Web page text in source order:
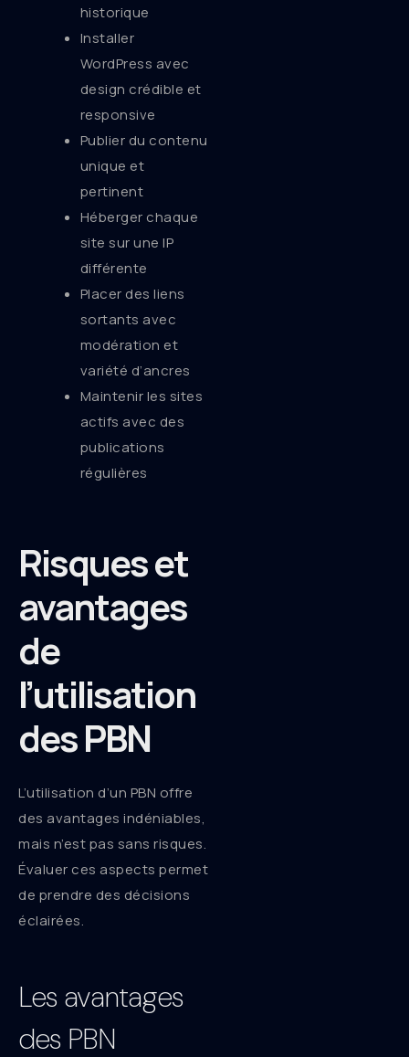
historique
Installer
WordPress avec
design crédible et
responsive
Publier du contenu
unique et
pertinent
Héberger chaque
site sur une IP
différente
Placer des liens
sortants avec
modération et
variété d’ancres
Maintenir les sites
actifs avec des
publications
régulières
Risques et
avantages
de
l’utilisation
des PBN
L’utilisation d’un PBN offre
des avantages indéniables,
mais n’est pas sans risques.
Évaluer ces aspects permet
de prendre des décisions
éclairées.
Les avantages
des PBN